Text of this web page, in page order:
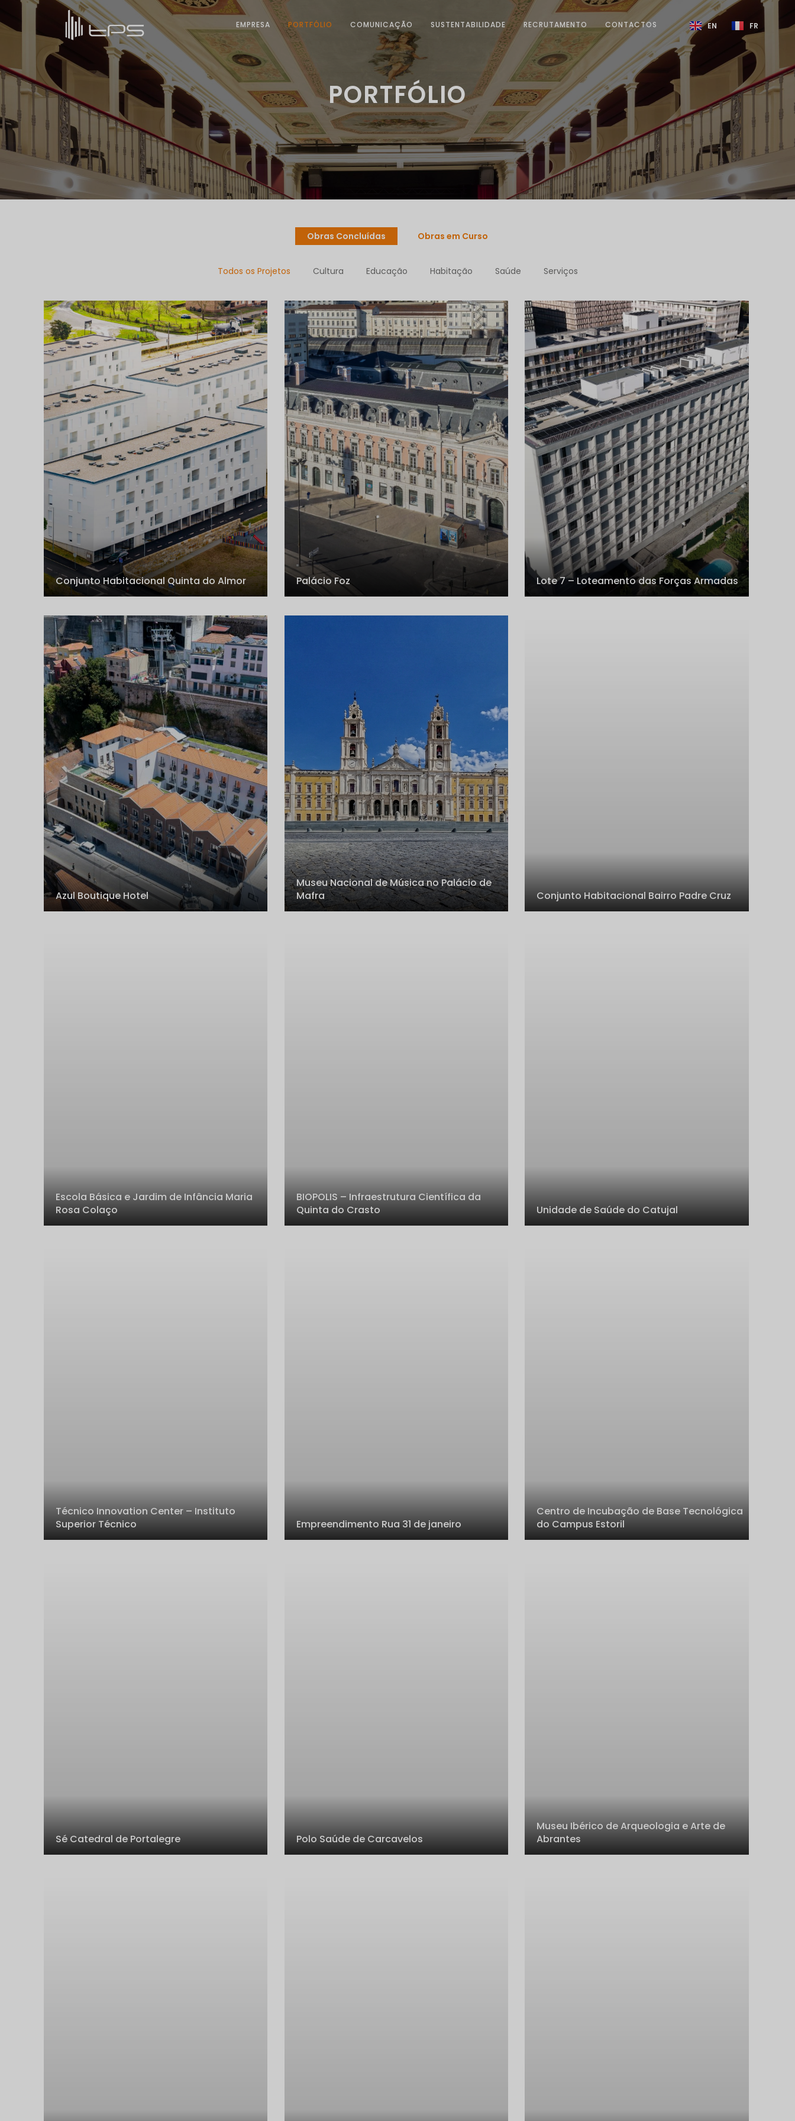
EMPRESA PORTFÓLIO COMUNICAÇÃO SUSTENTABILIDADE RECRUTAMENTO CONTACTOS EN FR
PORTFÓLIO
Obras Concluídas Obras em Curso
Todos os Projetos Cultura Educação Habitação Saúde Serviços
Conjunto Habitacional Quinta do Almor Palácio Foz Lote 7 – Loteamento das Forças Armadas
Azul Boutique Hotel
Museu Nacional de Música no Palácio de
Mafra
Conjunto Habitacional Bairro Padre Cruz
Escola Básica e Jardim de Infância Maria
Rosa Colaço
BIOPOLIS – Infraestrutura Científica da
Quinta do Crasto
Unidade de Saúde do Catujal
Técnico Innovation Center – Instituto
Superior Técnico
Empreendimento Rua 31 de janeiro
Centro de Incubação de Base Tecnológica
do Campus Estoril
Sé Catedral de Portalegre Polo Saúde de Carcavelos
Museu Ibérico de Arqueologia e Arte de
Abrantes